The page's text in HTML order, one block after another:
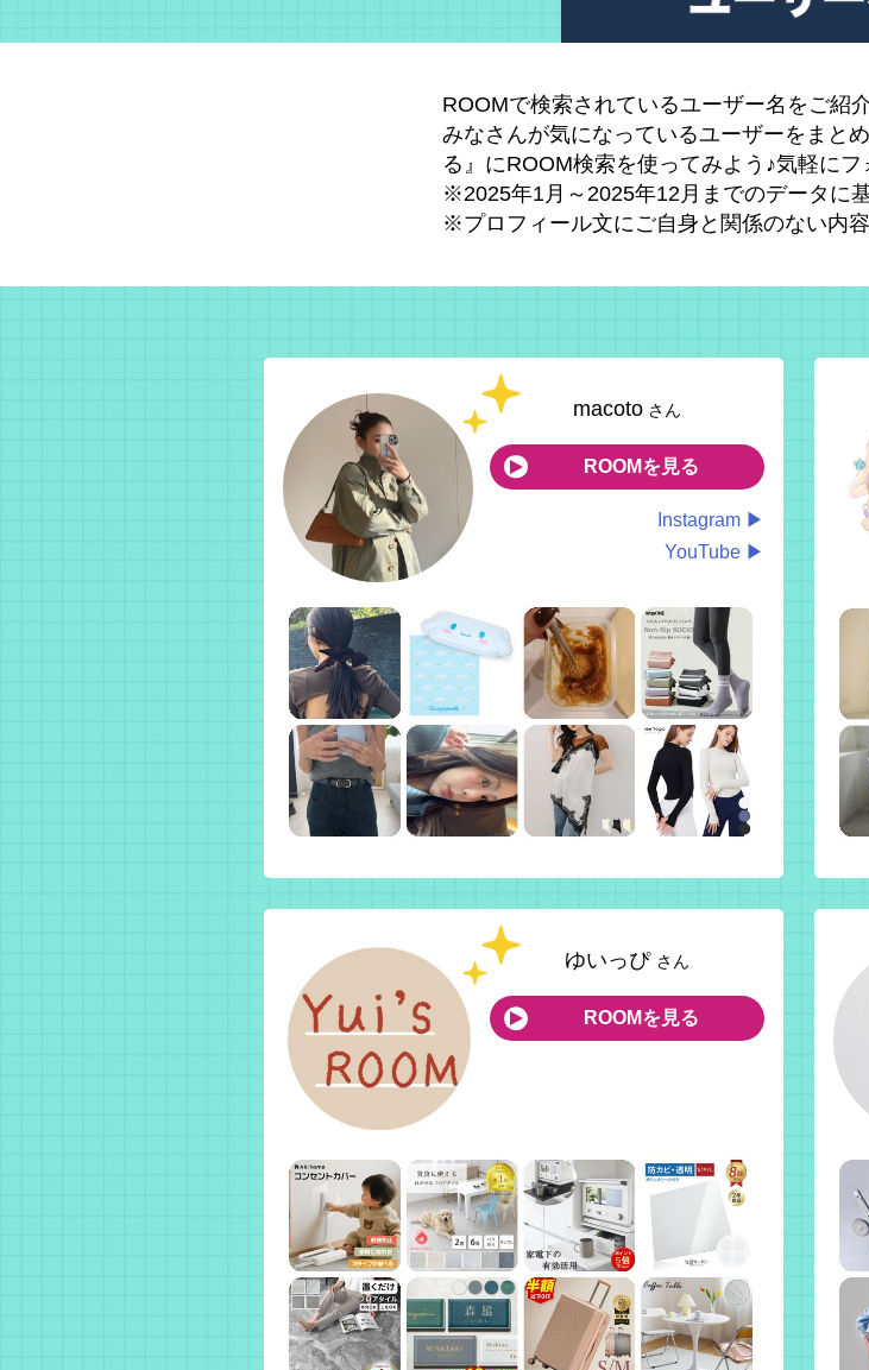
ROOMで検索されているユーザー名をご紹
みなさんが気になっているユーザーをまと
る』にROOM検索を使ってみよう♪気軽に
※2025年1月～2025年12月までのデータに
※プロフィール文にご自身と関係のない内
macoto さん
ROOMを見る
Instagram ▶
YouTube ▶
ゆいっぴ さん
ROOMを見る